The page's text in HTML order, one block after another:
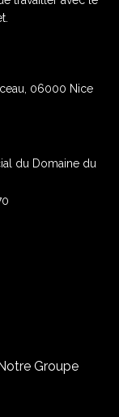
06000 Nice
du Domaine du
Groupe